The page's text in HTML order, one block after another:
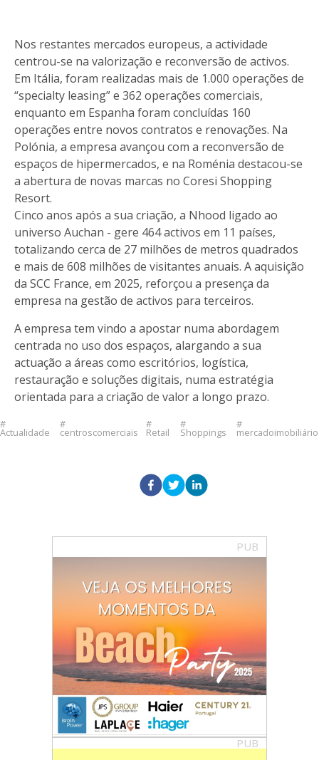
Nos restantes mercados europeus, a actividade
centrou-se na valorização e reconversão de activos.
Em Itália, foram realizadas mais de 1.000 operações de
“specialty leasing” e 362 operações comerciais,
enquanto em Espanha foram concluídas 160
operações entre novos contratos e renovações. Na
Polónia, a empresa avançou com a reconversão de
espaços de hipermercados, e na Roménia destacou-se
a abertura de novas marcas no Coresi Shopping
Resort.
Cinco anos após a sua criação, a Nhood ligado ao
universo Auchan - gere 464 activos em 11 países,
totalizando cerca de 27 milhões de metros quadrados
e mais de 608 milhões de visitantes anuais. A aquisição
da SCC France, em 2025, reforçou a presença da
empresa na gestão de activos para terceiros.
A empresa tem vindo a apostar numa abordagem
centrada no uso dos espaços, alargando a sua
actuação a áreas como escritórios, logística,
restauração e soluções digitais, numa estratégia
orientada para a criação de valor a longo prazo.
Actualidade centroscomerciais Retail Shoppings mercadoimobiliário
PUB
PUB